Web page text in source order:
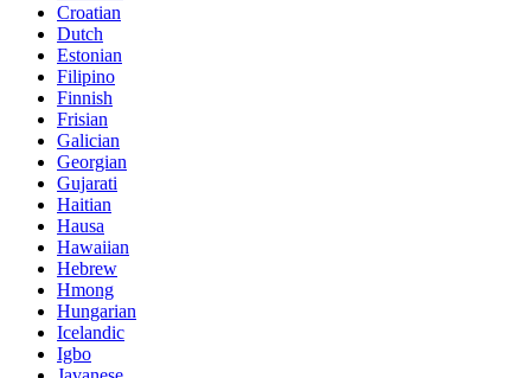
Croatian
Dutch
Estonian
Filipino
Finnish
Frisian
Galician
Georgian
Gujarati
Haitian
Hausa
Hawaiian
Hebrew
Hmong
Hungarian
Icelandic
Igbo